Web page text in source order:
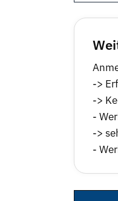
->
->
-
->
-